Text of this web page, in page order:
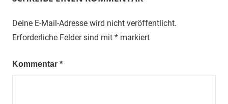
Deine E-Mail-Adresse wird nicht veröffentlicht.
Erforderliche Felder sind mit * markiert
Kommentar *